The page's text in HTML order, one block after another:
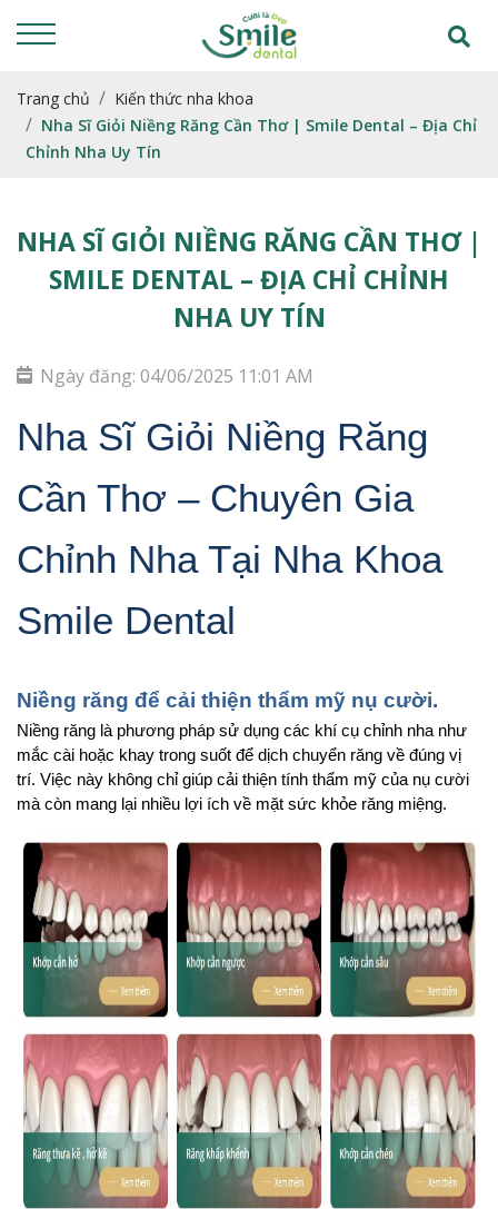
Trang chủ
Kiến thức nha khoa
Nha Sĩ Giỏi Niềng Răng Cần Thơ | Smile Dental – Địa Chỉ
Chỉnh Nha Uy Tín
NHA SĨ GIỎI NIỀNG RĂNG CẦN THƠ |
SMILE DENTAL – ĐỊA CHỈ CHỈNH
NHA UY TÍN
Ngày đăng: 04/06/2025 11:01 AM
Nha Sĩ Giỏi Niềng Răng
Cần Thơ – Chuyên Gia
Chỉnh Nha Tại Nha Khoa
Smile Dental
Niềng răng để cải thiện thẩm mỹ nụ cười.
Niềng răng là phương pháp sử dụng các khí cụ chỉnh nha như
mắc cài hoặc khay trong suốt để dịch chuyển răng về đúng vị
trí. Việc này không chỉ giúp cải thiện tính thẩm mỹ của nụ cười
mà còn mang lại nhiều lợi ích về mặt sức khỏe răng miệng.